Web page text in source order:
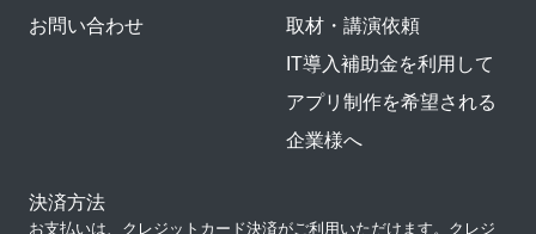
お問い合わせ
取材・講演依頼
IT導入補助金を利用して
アプリ制作を希望される
企業様へ
決済方法
お支払いは、クレジットカード決済がご利用いただけます。クレジ